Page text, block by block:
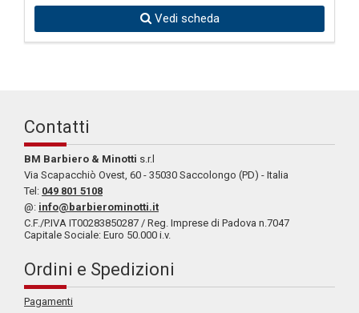
Vedi scheda
Contatti
BM Barbiero & Minotti s.r.l
Via Scapacchiò Ovest, 60 - 35030 Saccolongo (PD) - Italia
Tel: 049 801 5108
@: info@barbierominotti.it
C.F./P.IVA IT00283850287 / Reg. Imprese di Padova n.7047
Capitale Sociale: Euro 50.000 i.v.
Ordini e Spedizioni
Pagamenti